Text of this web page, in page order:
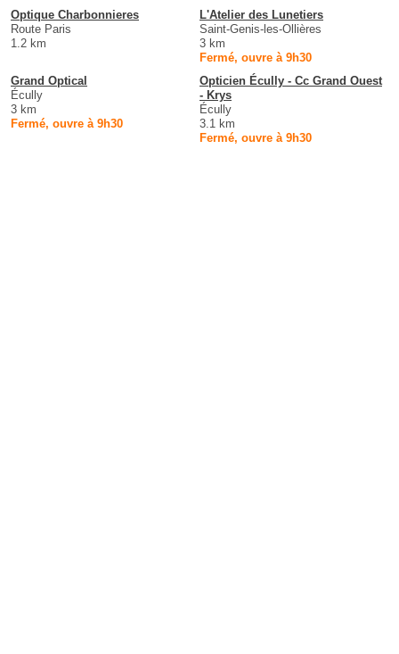
Optique Charbonnieres
Route Paris
1.2 km
L'Atelier des Lunetiers
Saint-Genis-les-Ollières
3 km
Fermé, ouvre à 9h30
Grand Optical
Écully
3 km
Fermé, ouvre à 9h30
Opticien Écully - Cc Grand Ouest
- Krys
Écully
3.1 km
Fermé, ouvre à 9h30